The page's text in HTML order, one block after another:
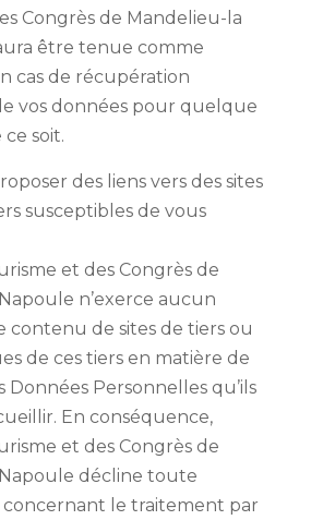
Congrès de Mandelieu-la
être tenue comme
cas de récupération
vos données pour quelque
soit.
des liens vers des sites
susceptibles de vous
et des Congrès de
n’exerce aucun
contenu de sites de tiers ou
de ces tiers en matière de
Personnelles qu’ils
En conséquence,
et des Congrès de
décline toute
concernant le traitement par